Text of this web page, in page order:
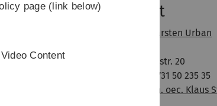
Kontakt
Prof. Dr. Karsten Urban
Helmholtzstr. 20
Telefon: 0731 50 235 35
Dipl.-Math. oec. Klaus
page (link below)
Content